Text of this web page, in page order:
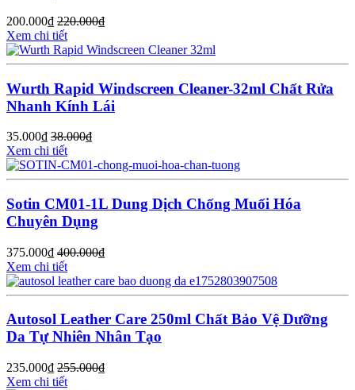
200.000₫ 220.000₫
Xem chi tiết
Wurth Rapid Windscreen Cleaner-32ml Chất Rửa
Nhanh Kính Lái
35.000₫ 38.000₫
Xem chi tiết
Sotin CM01-1L Dung Dịch Chống Muối Hóa
Chuyên Dụng
375.000₫ 400.000₫
Xem chi tiết
Autosol Leather Care 250ml Chất Bảo Vệ Dưỡng
Da Tự Nhiên Nhân Tạo
235.000₫ 255.000₫
Xem chi tiết